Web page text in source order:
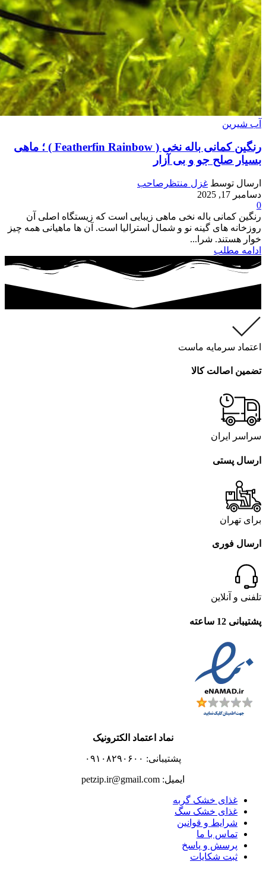
آب شیرین
رنگین کمانی باله نخی ( Featherfin Rainbow ) ؛ ماهی
بسیار صلح جو و بی آزار
ارسال توسط غزل منتظرصاحب
دسامبر 17, 2025
0
رنگین کمانی باله نخی ماهی زیبایی است که زیستگاه اصلی آن
روزخانه های گینه نو و شمال استرالیا است. آن ها ماهیانی همه چیز
خوار هستند. شرا...
ادامه مطلب
اعتماد سرمایه ماست
تضمین اصالت کالا
سراسر ایران
ارسال پستی
برای تهران
ارسال فوری
تلفنی و آنلاین
پشتیبانی 12 ساعته
نماد اعتماد الکترونیک
پشتیبانی: ۰۹۱۰۸۲۹۰۶۰۰
ایمیل: petzip.ir@gmail.com
غذای خشک گربه
غذای خشک سگ
شرایط و قوانین
تماس با ما
پرسش و پاسخ
ثبت شکایات